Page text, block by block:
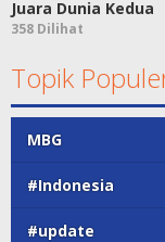
Juara Dunia Kedua
358 Dilihat
Topik
MBG
#Indonesia
#update